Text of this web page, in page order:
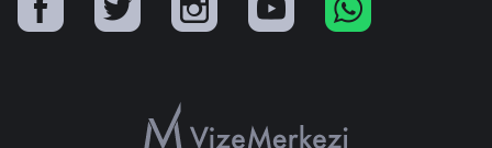
n